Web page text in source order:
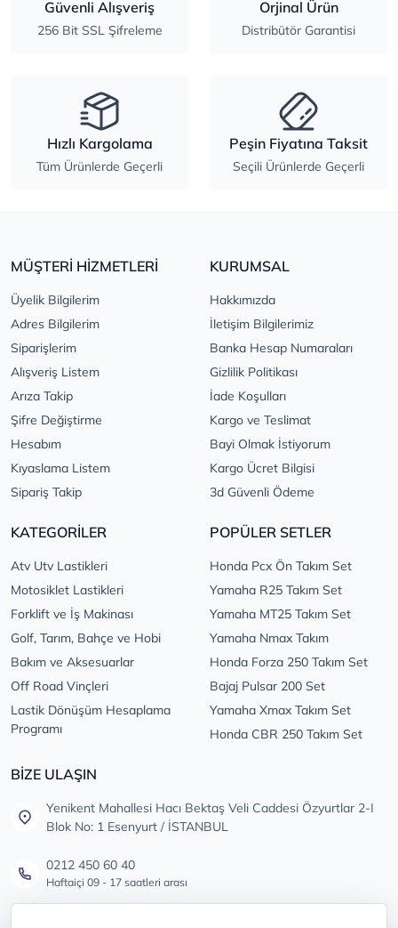
Güvenli Alışveriş
256 Bit SSL Şifreleme
Orjinal Ürün
Distribütör Garantisi
Hızlı Kargolama
Tüm Ürünlerde Geçerli
Peşin Fiyatına Taksit
Seçili Ürünlerde Geçerli
MÜŞTERİ HİZMETLERİ
Üyelik Bilgilerim
Adres Bilgilerim
Siparişlerim
Alışveriş Listem
Arıza Takip
Şifre Değiştirme
Hesabım
Kıyaslama Listem
Sipariş Takip
KURUMSAL
Hakkımızda
İletişim Bilgilerimiz
Banka Hesap Numaraları
Gizlilik Politikası
İade Koşulları
Kargo ve Teslimat
Bayi Olmak İstiyorum
Kargo Ücret Bilgisi
3d Güvenli Ödeme
KATEGORİLER
Atv Utv Lastikleri
Motosiklet Lastikleri
Forklift ve İş Makinası
Golf, Tarım, Bahçe ve Hobi
Bakım ve Aksesuarlar
Off Road Vinçleri
Lastik Dönüşüm Hesaplama
Programı
POPÜLER SETLER
Honda Pcx Ön Takım Set
Yamaha R25 Takım Set
Yamaha MT25 Takım Set
Yamaha Nmax Takım
Honda Forza 250 Takım Set
Bajaj Pulsar 200 Set
Yamaha Xmax Takım Set
Honda CBR 250 Takım Set
BİZE ULAŞIN
Yenikent Mahallesi Hacı Bektaş Veli Caddesi Özyurtlar 2-I
Blok No: 1 Esenyurt / İSTANBUL
0212 450 60 40
Haftaiçi 09 - 17 saatleri arası